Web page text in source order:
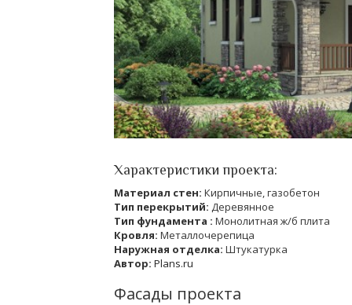
Характеристики проекта:
Материал стен: Кирпичные, газобетон
Тип перекрытий: Деревянное
Тип фундамента : Монолитная ж/б плита
Кровля: Металлочерепица
Наружная отделка: Штукатурка
Автор: Plans.ru
Фасады проекта